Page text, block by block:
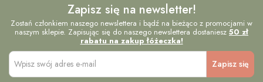
Zapisz się na newsletter!
Zostań członkiem naszego newslettera i bądź na bieżąco z promocjami w
naszym sklepie. Zapisując się do naszego newslettera dostaniesz 50 zł
rabatu na zakup łóżeczka!